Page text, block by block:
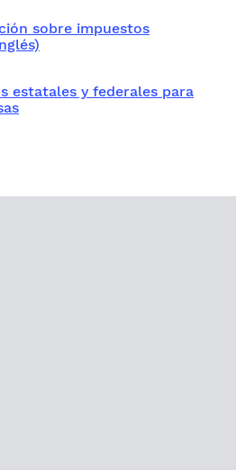
sobre impuestos
estatales y federales para